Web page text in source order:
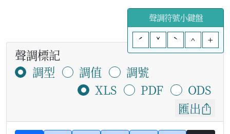
聲調符號小鍵盤
ˊ
ˇ ˋ ^ +
聲調標記
調型
調值
調號
XLS
PDF
ODS
匯出